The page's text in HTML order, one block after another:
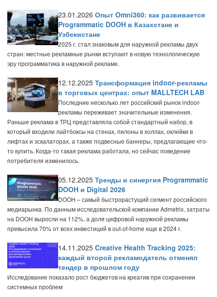
23.01.2026 Опыт Omni360: как развивается
Programmatic DOOH в Казахстане и
Узбекистане
2025 г. стал знаковым для наружной рекламы двух
стран: местные рекламные рынки вступают в новую технологическую
эру программатика в наружной рекламе.
12.12.2025 Трансформация indoor-рекламы
в торговых центрах: опыт MALLTECH LAB
Последние несколько лет российский рынок indoor-
рекламы переживает значительные изменения.
Раньше реклама в ТРЦ представляла собой стандартный набор, в
который входили лайтбоксы на стенах, пилоны в холлах, оклейки в
лифтах и эскалаторах, а также подвесные баннеры, предлагающие что-
то купить. Когда-то такая реклама работала, но сейчас поведение
потребителя изменилось.
05.12.2025 Тренды и синергия Programmatic
DOOH и Digital 2026
DOOH – самый быстрорастущий сегмент российского
медиарынка. По данным исследовательской компании Admetrix, затраты
на DOOH выросли на 112%, а доля цифровой наружной рекламы
превысила 70% от всех инвестиций в out-of-home еще в 2024 г.
14.11.2025 Creative Health Tracking 2025:
каждый второй рекламодатель отменял
тендер в прошлом году
Исследование показало рост бюджетов на креатив при сохранении
системных проблем